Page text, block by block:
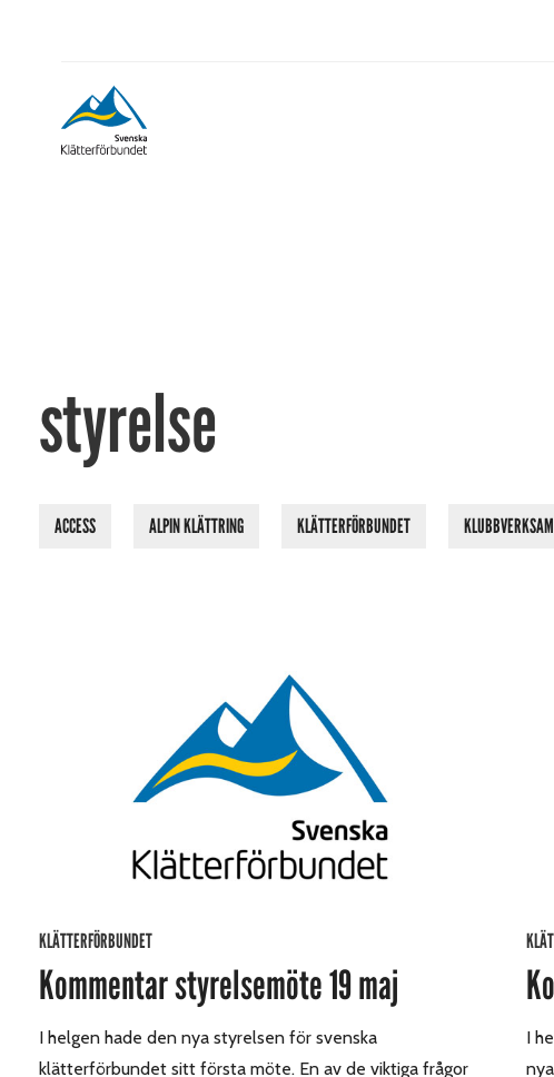
styrelse
ACCESS ALPIN KLÄTTRING KLÄTTERFÖRBUNDET
KLÄTTERFÖRBUNDET
Kommentar styrelsemöte 19 maj
I helgen hade den nya styrelsen för svenska
klätterförbundet sitt första möte. En av de viktiga frågor
I